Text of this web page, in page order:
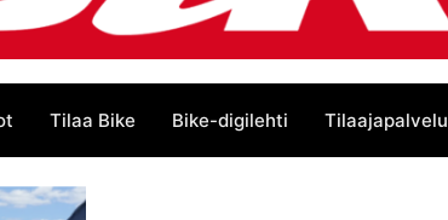
Tilaa Bike Bike-digilehti Tilaajapalvelu